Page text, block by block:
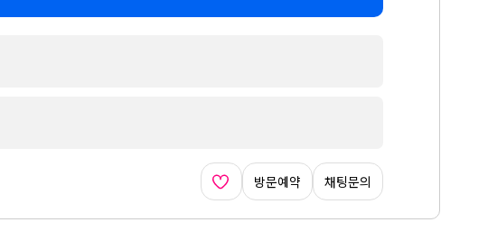
방문예약 채팅문의